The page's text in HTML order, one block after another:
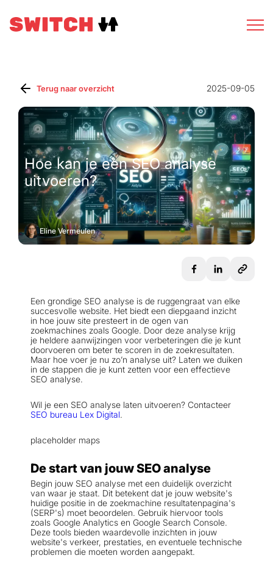
Terug naar overzicht 2025-09-05
Hoe kan je een SEO analyse
uitvoeren?
Eline Vermeulen
Een grondige SEO analyse is de ruggengraat van elke
succesvolle website. Het biedt een diepgaand inzicht
in hoe jouw site presteert in de ogen van
zoekmachines zoals Google. Door deze analyse krijg
je heldere aanwijzingen voor verbeteringen die je kunt
doorvoeren om beter te scoren in de zoekresultaten.
Maar hoe voer je nu zo’n analyse uit? Laten we duiken
in de stappen die je kunt zetten voor een effectieve
SEO analyse.
Wil je een SEO analyse laten uitvoeren? Contacteer
SEO bureau Lex Digital.
placeholder maps
De start van jouw SEO analyse
Begin jouw SEO analyse met een duidelijk overzicht
van waar je staat. Dit betekent dat je jouw website's
huidige positie in de zoekmachine resultatenpagina's
(SERP's) moet beoordelen. Gebruik hiervoor tools
zoals Google Analytics en Google Search Console.
Deze tools bieden waardevolle inzichten in jouw
website's verkeer, prestaties, en eventuele technische
problemen die moeten worden aangepakt.